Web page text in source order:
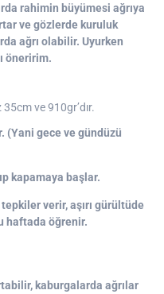
rahimin büyümesi ağrıya
ve gözlerde kuruluk
ağrı olabilir. Uyurken
öneririm.
ve 910gr’dır.
(Yani gece ve gündüzü
kapamaya başlar.
verir, aşırı gürültüde
haftada öğrenir.
kaburgalarda ağrılar